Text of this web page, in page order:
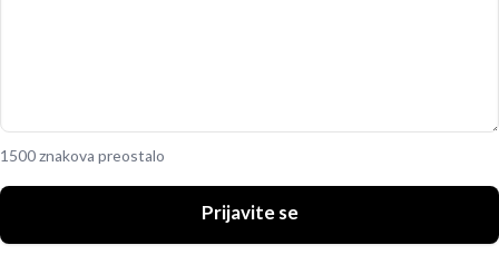
1500 znakova preostalo
Prijavite se